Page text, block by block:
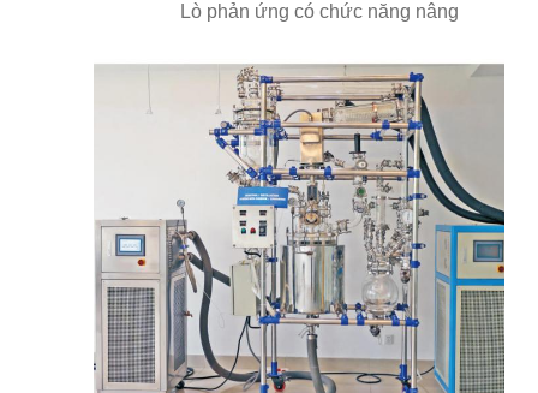
Lò phản ứng có chức năng nâng